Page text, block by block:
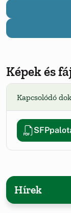
Képek és
Kapcsolódó
Hírek